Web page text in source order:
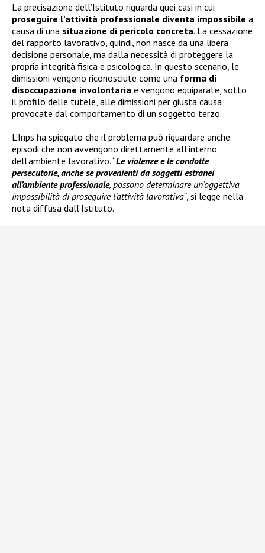
La precisazione dell’Istituto riguarda quei casi in cui
proseguire l’attività professionale diventa impossibile a
causa di una situazione di pericolo concreta. La cessazione
del rapporto lavorativo, quindi, non nasce da una libera
decisione personale, ma dalla necessità di proteggere la
propria integrità fisica e psicologica. In questo scenario, le
dimissioni vengono riconosciute come una forma di
disoccupazione involontaria e vengono equiparate, sotto
il profilo delle tutele, alle dimissioni per giusta causa
provocate dal comportamento di un soggetto terzo.
L’Inps ha spiegato che il problema può riguardare anche
episodi che non avvengono direttamente all’interno
dell’ambiente lavorativo. “Le violenze e le condotte
persecutorie, anche se provenienti da soggetti estranei
all’ambiente professionale, possono determinare un’oggettiva
impossibilità di proseguire l’attività lavorativa“, si legge nella
nota diffusa dall’Istituto.